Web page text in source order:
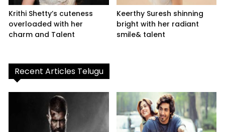
Krithi Shetty’s cuteness
overloaded with her
charm and Talent
Keerthy Suresh shinning
bright with her radiant
smile& talent
Recent Articles Telugu